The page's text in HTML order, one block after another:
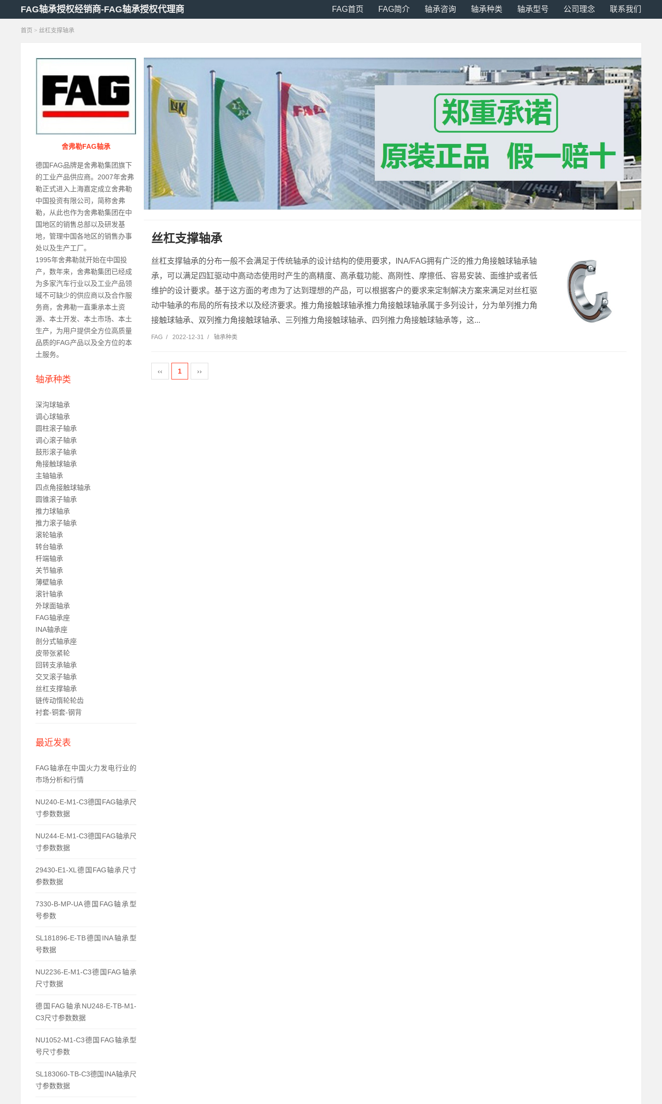
FAG轴承授权经销商-FAG轴承授权代理商 FAG首页 FAG简介 轴承咨询 轴承种类 轴承型号 公司理念 联系我们
首页 > 丝杠支撑轴承
舍弗勒FAG轴承
德国FAG品牌是舍弗勒集团旗下
的工业产品供应商。2007年舍弗
勒正式进入上海嘉定成立舍弗勒
中国投资有限公司，简称舍弗
勒，从此也作为舍弗勒集团在中
国地区的销售总部以及研发基
地，管理中国各地区的销售办事
处以及生产工厂。
1995年舍弗勒就开始在中国投
产，数年来，舍弗勒集团已经成
为多家汽车行业以及工业产品领
域不可缺少的供应商以及合作服
务商，舍弗勒一直秉承本土资
源、本土开发、本土市场、本土
生产，为用户提供全方位高质量
品质的FAG产品以及全方位的本
土服务。
轴承种类
深沟球轴承
调心球轴承
圆柱滚子轴承
调心滚子轴承
鼓形滚子轴承
角接触球轴承
主轴轴承
四点角接触球轴承
圆锥滚子轴承
推力球轴承
推力滚子轴承
滚轮轴承
转台轴承
杆端轴承
关节轴承
薄壁轴承
滚针轴承
外球面轴承
FAG轴承座
INA轴承座
剖分式轴承座
皮带张紧轮
回转支承轴承
交叉滚子轴承
丝杠支撑轴承
链传动惰轮轮齿
衬套-铜套-钢背
最近发表
FAG轴承在中国火力发电行业的
市场分析和行情
NU240-E-M1-C3德国FAG轴承尺
寸参数数据
NU244-E-M1-C3德国FAG轴承尺
寸参数数据
29430-E1-XL德国FAG轴承尺寸
参数数据
7330-B-MP-UA德国FAG轴承型
号参数
SL181896-E-TB德国INA轴承型
号数据
NU2236-E-M1-C3德国FAG轴承
尺寸数据
德国FAG轴承NU248-E-TB-M1-
C3尺寸参数数据
NU1052-M1-C3德国FAG轴承型
号尺寸参数
SL183060-TB-C3德国INA轴承尺
寸参数数据
丝杠支撑轴承
丝杠支撑轴承的分布一般不会满足于传统轴承的设计结构的使用要求，INA/FAG拥有广泛的推力角接触球轴承轴
承，可以满足四缸驱动中高动态使用时产生的高精度、高承载功能、高刚性、摩擦低、容易安装、面维护或者低
维护的设计要求。基于这方面的考虑为了达到理想的产品，可以根据客户的要求来定制解决方案来满足对丝杠驱
动中轴承的布局的所有技术以及经济要求。推力角接触球轴承推力角接触球轴承属于多列设计，分为单列推力角
接触球轴承、双列推力角接触球轴承、三列推力角接触球轴承、四列推力角接触球轴承等，这...
FAG / 2022-12-31 / 轴承种类
‹‹ 1 ››